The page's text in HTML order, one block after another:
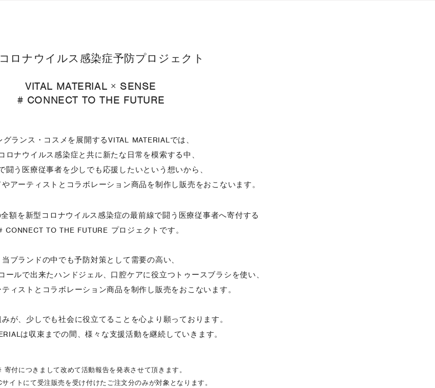
ロナウイルス感染症予防プロジェクト
VITAL MATERIAL × SENSE
# CONNECT TO THE FUTURE
グランス・コスメを展開するVITAL MATERIALでは、
ロナウイルス感染症と共に新たな日常を模索する中、
闘う医療従事者を少しでも応援したいという想いから、
アーティストとコラボレーション商品を制作し販売をおこないます。
額を新型コロナウイルス感染症の最前線で闘う医療従事者へ寄付する
CONNECT TO THE FUTURE プロジェクトです。
当ブランドの中でも予防対策として需要の高い、
ールで出来たハンドジェル、口腔ケアに役立つトゥースブラシを使い、
ィストとコラボレーション商品を制作し販売をおこないます。
が、少しでも社会に役立てることを心より願っております。
は収束までの間、様々な支援活動を継続していきます。
寄付につきまして改めて活動報告を発表させて頂きます。
イトにて受注販売を受け付けたご注文分のみが対象となります。